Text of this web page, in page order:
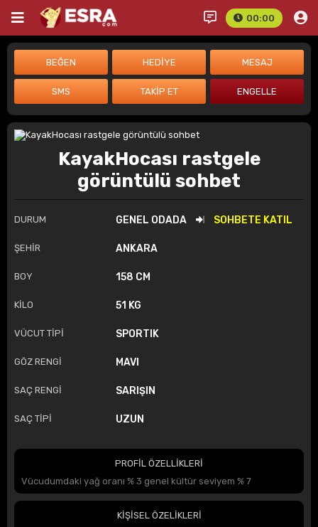
00:00
KayakHocası rastgele
görüntülü sohbet
DURUM GENEL ODADA SOHBETE KATIL
ŞEHİR ANKARA
BOY 158 CM
KİLO 51 KG
VÜCUT TİPİ SPORTIK
GÖZ RENGİ MAVI
SAÇ RENGİ SARIŞIN
SAÇ TİPİ UZUN
PROFİL ÖZELLİKLERİ
Vücudumdaki yağ oranı % 3 genel kültür seviyem % 7
KİŞİSEL ÖZELİKLERİ